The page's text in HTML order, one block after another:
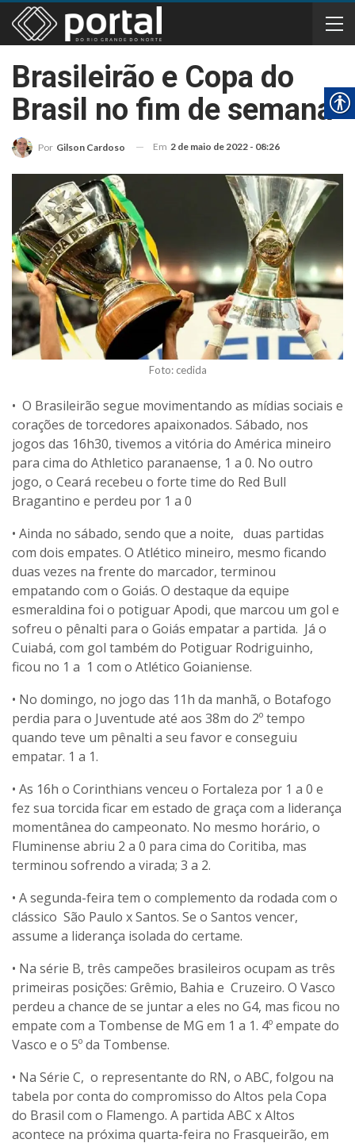
Brasileirão e Copa do
Brasil no fim de semana
Por Gilson Cardoso Em 2 de maio de 2022 - 08:26
Foto: cedida
• O Brasileirão segue movimentando as mídias sociais e
corações de torcedores apaixonados. Sábado, nos
jogos das 16h30, tivemos a vitória do América mineiro
para cima do Athletico paranaense, 1 a 0. No outro
jogo, o Ceará recebeu o forte time do Red Bull
Bragantino e perdeu por 1 a 0
• Ainda no sábado, sendo que a noite, duas partidas
com dois empates. O Atlético mineiro, mesmo ficando
duas vezes na frente do marcador, terminou
empatando com o Goiás. O destaque da equipe
esmeraldina foi o potiguar Apodi, que marcou um gol e
sofreu o pênalti para o Goiás empatar a partida. Já o
Cuiabá, com gol também do Potiguar Rodriguinho,
ficou no 1 a 1 com o Atlético Goianiense.
• No domingo, no jogo das 11h da manhã, o Botafogo
perdia para o Juventude até aos 38m do 2º tempo
quando teve um pênalti a seu favor e conseguiu
empatar. 1 a 1.
• As 16h o Corinthians venceu o Fortaleza por 1 a 0 e
fez sua torcida ficar em estado de graça com a liderança
momentânea do campeonato. No mesmo horário, o
Fluminense abriu 2 a 0 para cima do Coritiba, mas
terminou sofrendo a virada; 3 a 2.
• A segunda-feira tem o complemento da rodada com o
clássico São Paulo x Santos. Se o Santos vencer,
assume a liderança isolada do certame.
• Na série B, três campeões brasileiros ocupam as três
primeiras posições: Grêmio, Bahia e Cruzeiro. O Vasco
perdeu a chance de se juntar a eles no G4, mas ficou no
empate com a Tombense de MG em 1 a 1. 4º empate do
Vasco e o 5º da Tombense.
• Na Série C, o representante do RN, o ABC, folgou na
tabela por conta do compromisso do Altos pela Copa
do Brasil com o Flamengo. A partida ABC x Altos
acontece na próxima quarta-feira no Frasqueirão, em